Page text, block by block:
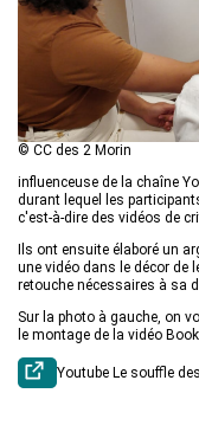
© CC des 2 Morin
influenceuse de la chaîne
durant lequel les
c'est-à-dire des vidéos de
Ils ont ensuite élaboré un
une vidéo dans le décor de
retouche nécessaires à sa
Sur la photo à gauche, on
le montage de la vidéo
Youtube Le souffle